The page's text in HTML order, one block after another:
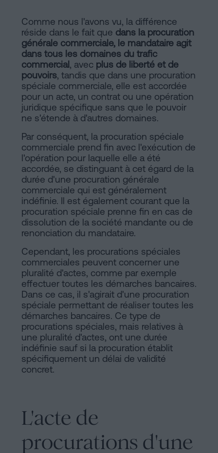
Comme nous l'avons vu, la différence
réside dans le fait que dans la procuration
générale commerciale, le mandataire agit
dans tous les domaines du trafic
commercial, avec plus de liberté et de
pouvoirs, tandis que dans une procuration
spéciale commerciale, elle est accordée
pour un acte, un contrat ou une opération
juridique spécifique sans que le pouvoir
ne s'étende à d'autres domaines.
Par conséquent, la procuration spéciale
commerciale prend fin avec l'exécution de
l'opération pour laquelle elle a été
accordée, se distinguant à cet égard de la
durée d'une procuration générale
commerciale qui est généralement
indéfinie. Il est également courant que la
procuration spéciale prenne fin en cas de
dissolution de la société mandante ou de
renonciation du mandataire.
Cependant, les procurations spéciales
commerciales peuvent concerner une
pluralité d'actes, comme par exemple
effectuer toutes les démarches bancaires.
Dans ce cas, il s'agirait d'une procuration
spéciale permettant de réaliser toutes les
démarches bancaires. Ce type de
procurations spéciales, mais relatives à
une pluralité d'actes, ont une durée
indéfinie sauf si la procuration établit
spécifiquement un délai de validité
concret.
L'acte de
procurations d'une